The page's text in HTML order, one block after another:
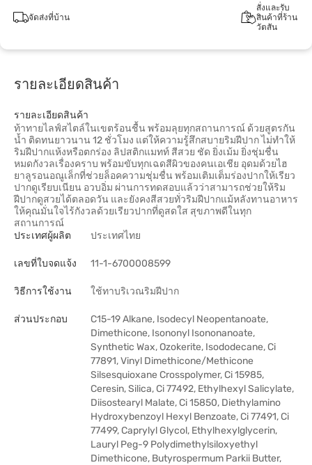
จัดส่งที่บ้าน
สั่งและรับ
สินค้าที่ร้าน
วัตสัน
รายละเอียดสินค้า
รายละเอียดสินค้า
ท้าทายไลฟ์สไตล์ในเขตร้อนชื้น พร้อมลุยทุกสถานการณ์ ด้วยสูตรกัน
น้ำ ติดทนยาวนาน 12 ชั่วโมง แต่ให้ความรู้สึกสบายริมฝีปาก ไม่ทำให้
ริมฝีปากแห้งหรือตกร่อง ลิปสติกแมทท์ สีสวย ชัด ยิ่งเม้ม ยิ่งชุ่มชื่น
หมดกังวลเรื่องคราบ พร้อมขับทุกเฉดสีผิวของคนเอเชีย อุดมด้วยไฮ
ยาลูรอนอณูเล็กที่ช่วยล็อคความชุ่มชื่น พร้อมเติมเต็มร่องปากให้เรียว
ปากดูเรียบเนียน อวบอิ่ม ผ่านการทดสอบแล้วว่าสามารถช่วยให้ริม
ฝีปากดูสวยได้ตลอดวัน และยังคงสีสวยทั่วริมฝีปากแม้หลังทานอาหาร
ให้คุณมั่นใจไร้กังวลด้วยเรียวปากที่ดูสดใส สุขภาพดีในทุก
สถานการณ์
ประเทศผู้ผลิต
ประเทศไทย
เลขที่ใบจดแจ้ง 11-1-6700008599
วิธีการใช้งาน ใช้ทาบริเวณริมฝีปาก
ส่วนประกอบ
C15-19 Alkane, Isodecyl Neopentanoate,
Dimethicone, Isononyl Isononanoate,
Synthetic Wax, Ozokerite, Isododecane, Ci
77891, Vinyl Dimethicone/Methicone
Silsesquioxane Crosspolymer, Ci 15985,
Ceresin, Silica, Ci 77492, Ethylhexyl Salicylate,
Diisostearyl Malate, Ci 15850, Diethylamino
Hydroxybenzoyl Hexyl Benzoate, Ci 77491, Ci
77499, Caprylyl Glycol, Ethylhexylglycerin,
Lauryl Peg-9 Polydimethylsiloxyethyl
Dimethicone, Butyrospermum Parkii Butter,